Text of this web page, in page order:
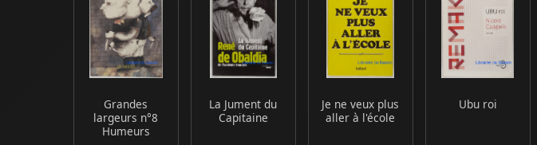
Grandes
largeurs n°8
Humeurs
La Jument du
Capitaine
Je ne veux plus
aller à l'école
Ubu roi